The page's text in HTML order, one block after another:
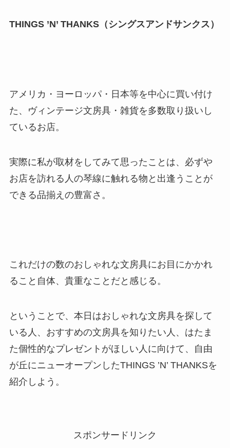
THINGS ’N’ THANKS（シングスアンドサンクス）
アメリカ・ヨーロッパ・日本等を中心に買い付け
た、ヴィンテージ文房具・雑貨を多数取り扱いし
ているお店。
実際に私が取材をしてみて思ったことは、必ずや
お店を訪れる人の琴線に触れる物と出逢うことが
できる品揃えの豊富さ。
これだけの数のおしゃれな文房具にお目にかかれ
ること自体、貴重なことだと感じる。
ということで、本日はおしゃれな文房具を探して
いる人、おすすめの文房具を知りたい人、はたま
た個性的なプレゼントがほしい人に向けて、自由
が丘にニューオープンしたTHINGS ’N’ THANKSを
紹介しよう。
スポンサードリンク